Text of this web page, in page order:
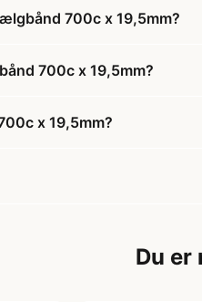
700c x 19,5mm?
700c x 19,5mm?
x 19,5mm?
Du er